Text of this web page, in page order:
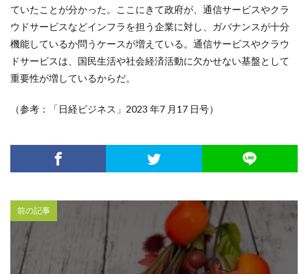
ていたことが分かった。ここにきて政府が、通信サービスやクラ
ウドサービスなどインフラを担う企業に対し、ガバナンスが十分
機能しているか問うケースが増えている。通信サービスやクラウ
ドサービスは、国民生活や社会経済活動に欠かせない基盤として
重要性が増しているからだ。
（参考：「日経ビジネス」2023 年7 月17 日号）
前の記事